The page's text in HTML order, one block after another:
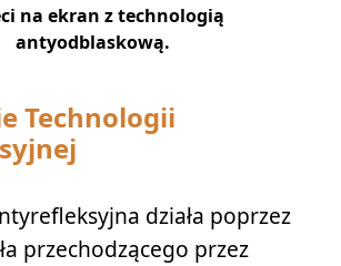
na ekran z technologią
antyodblaskową.
Technologii
działa poprzez
przechodzącego przez